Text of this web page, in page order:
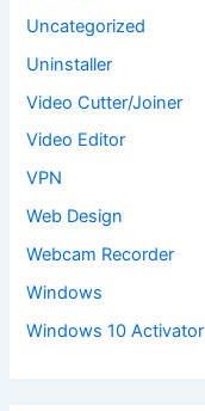
Uncategorized
Uninstaller
Video Cutter/Joiner
Video Editor
VPN
Web Design
Webcam Recorder
Windows
Windows 10 Activator